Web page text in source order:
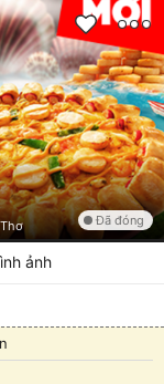
Đã đóng
ảnh